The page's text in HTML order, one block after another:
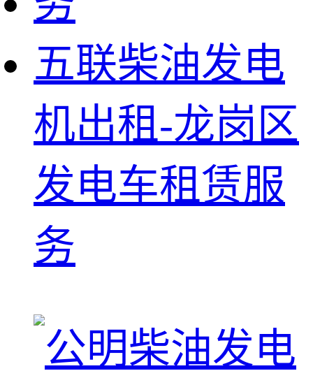
五联柴油发电
机出租-龙岗区
发电车租赁服
务